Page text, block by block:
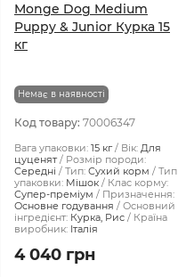
Monge Dog Medium
Puppy & Junior Курка 15
кг
Немає в наявності
Код товару: 70006347
Вага упаковки: 15 кг Вік: Для
цуценят
Розмір породи:
Середні
Тип: Сухий корм
Тип
упаковки: Мішок
Клас корму:
Супер-преміум
Призначення:
Основне годування
Основний
інгредієнт: Курка, Рис
Країна
виробник: Італія
4 040 грн